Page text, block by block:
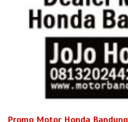
Promo Motor Honda Bandung